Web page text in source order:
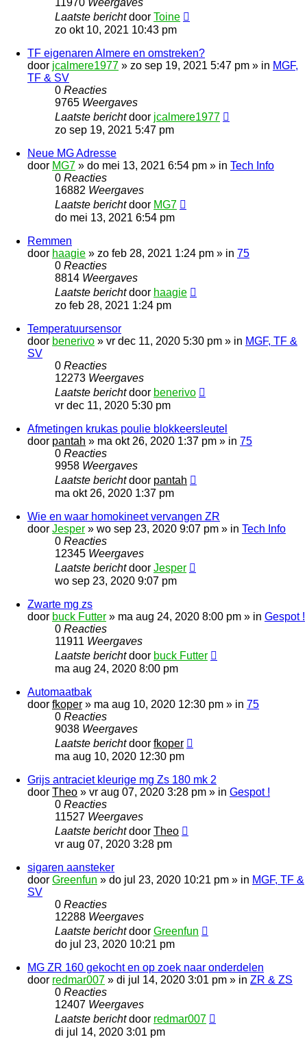
Laatste berichtdoor Toine
zo okt 10, 2021 10:43 pm
TF eigenaren Almere en omstreken?
door jcalmere1977 » zo sep 19, 2021 5:47 pm » in MGF,
TF & SV
0 Reacties
9765 Weergaves
Laatste berichtdoor jcalmere1977
zo sep 19, 2021 5:47 pm
Neue MG Adresse
door MG7 » do mei 13, 2021 6:54 pm » in Tech Info
0 Reacties
16882 Weergaves
Laatste berichtdoor MG7
do mei 13, 2021 6:54 pm
Remmen
door haagie » zo feb 28, 2021 1:24 pm » in 75
0 Reacties
8814 Weergaves
Laatste berichtdoor haagie
zo feb 28, 2021 1:24 pm
Temperatuursensor
door benerivo » vr dec 11, 2020 5:30 pm » in MGF, TF &
SV
0 Reacties
12273 Weergaves
Laatste berichtdoor benerivo
vr dec 11, 2020 5:30 pm
Afmetingen krukas poulie blokkeersleutel
door pantah » ma okt 26, 2020 1:37 pm » in 75
0 Reacties
9958 Weergaves
Laatste berichtdoor pantah
ma okt 26, 2020 1:37 pm
Wie en waar homokineet vervangen ZR
door Jesper » wo sep 23, 2020 9:07 pm » in Tech Info
0 Reacties
12345 Weergaves
Laatste berichtdoor Jesper
wo sep 23, 2020 9:07 pm
Zwarte mg zs
door buck Futter » ma aug 24, 2020 8:00 pm » in Gespot !
0 Reacties
11911 Weergaves
Laatste berichtdoor buck Futter
ma aug 24, 2020 8:00 pm
Automaatbak
door fkoper » ma aug 10, 2020 12:30 pm » in 75
0 Reacties
9038 Weergaves
Laatste berichtdoor fkoper
ma aug 10, 2020 12:30 pm
Grijs antraciet kleurige mg Zs 180 mk 2
door Theo » vr aug 07, 2020 3:28 pm » in Gespot !
0 Reacties
11527 Weergaves
Laatste berichtdoor Theo
vr aug 07, 2020 3:28 pm
sigaren aansteker
door Greenfun » do jul 23, 2020 10:21 pm » in MGF, TF &
SV
0 Reacties
12288 Weergaves
Laatste berichtdoor Greenfun
do jul 23, 2020 10:21 pm
MG ZR 160 gekocht en op zoek naar onderdelen
door redmar007 » di jul 14, 2020 3:01 pm » in ZR & ZS
0 Reacties
12407 Weergaves
Laatste berichtdoor redmar007
di jul 14, 2020 3:01 pm